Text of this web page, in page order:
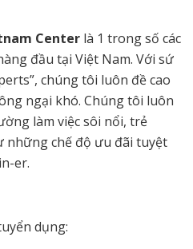
Center là 1 trong số các
đầu tại Việt Nam. Với sứ
chúng tôi luôn đề cao
ngại khó. Chúng tôi luôn
làm việc sôi nổi, trẻ
những chế độ ưu đãi tuyệt
er.
dụng: